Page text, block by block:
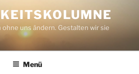
ohne uns ändern. Gestalten wir sie
Menü